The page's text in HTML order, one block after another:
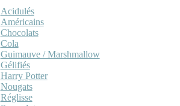
Acidulés
Américains
Chocolats
Cola
Guimauve / Marshmallow
Gélifiés
Harry Potter
Nougats
Réglisse